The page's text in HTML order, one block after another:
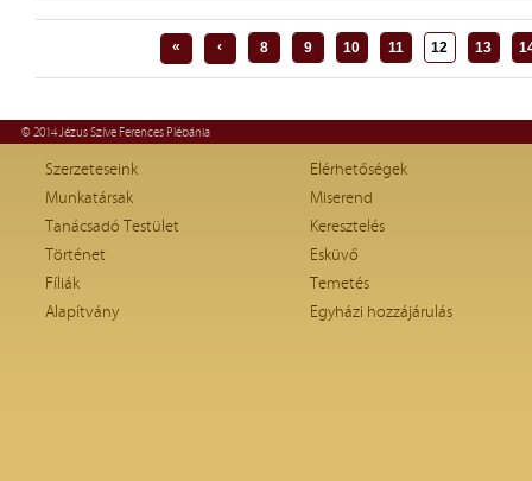
« ‹ 8 9 10 11 12 13
© 2014 Jézus Szíve Ferences Plébánia
Szerzeteseink
Munkatársak
Tanácsadó Testület
Történet
Fíliák
Alapítvány
Elérhetőségek
Miserend
Keresztelés
Esküvő
Temetés
Egyházi hozzájárulás